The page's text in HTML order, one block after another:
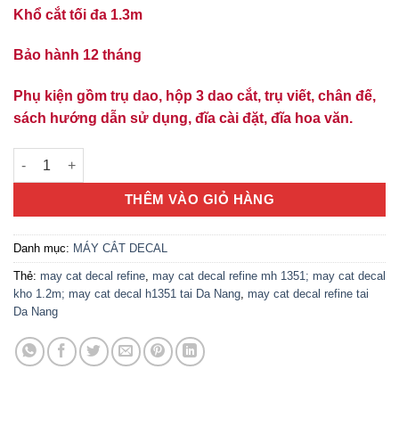
Khổ cắt tối đa 1.3m
Bảo hành 12 tháng
Phụ kiện gồm trụ dao, hộp 3 dao cắt, trụ viết, chân đế,
sách hướng dẫn sử dụng, đĩa cài đặt, đĩa hoa văn.
Máy cắt decal Refine MH 1351 số lượng
THÊM VÀO GIỎ HÀNG
Danh mục: MÁY CẮT DECAL
Thẻ: may cat decal refine, may cat decal refine mh 1351; may cat decal
kho 1.2m; may cat decal h1351 tai Da Nang, may cat decal refine tai
Da Nang